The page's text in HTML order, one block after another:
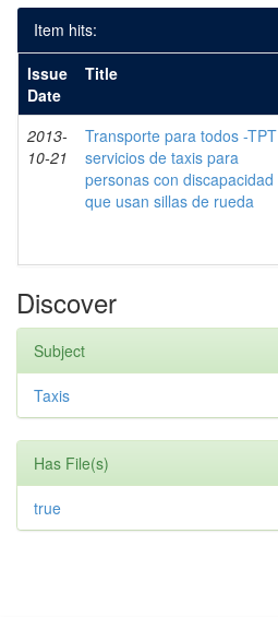
Item hits:
Issue
Date
Title
2013-
10-21
Transporte para todos -TPT
servicios de taxis para
personas con discapacidad
que usan sillas de rueda
Discover
Subject
Taxis
Has File(s)
true